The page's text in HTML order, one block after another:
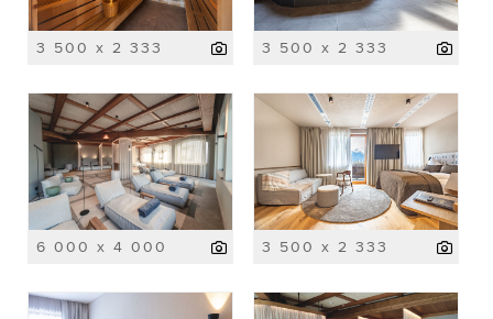
3 500 x 2 333 3 500 x 2 333
6 000 x 4 000 3 500 x 2 333